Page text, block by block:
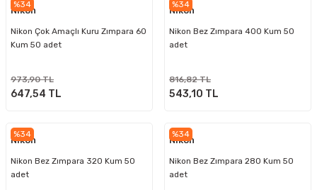
%34
Nikon
Nikon Çok Amaçlı Kuru Zımpara 60
Kum 50 adet
973,90 TL
647,54 TL
%34
Nikon
Nikon Bez Zımpara 400 Kum 50
adet
816,82 TL
543,10 TL
%34
Nikon
Nikon Bez Zımpara 320 Kum 50
adet
%34
Nikon
Nikon Bez Zımpara 280 Kum 50
adet